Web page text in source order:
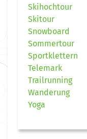
Skihochtour
Skitour
Snowboard
Sommertour
Sportklettern
Telemark
Trailrunning
Wanderung
Yoga